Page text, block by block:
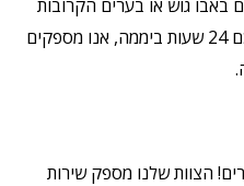
באבו גוש או בערים הקרובות
בדחיפות, הצוות שלנו כאן זמין עבורכם 24 שעות ביממה, אנו מספקים
הצוות שלנו מספק שירות